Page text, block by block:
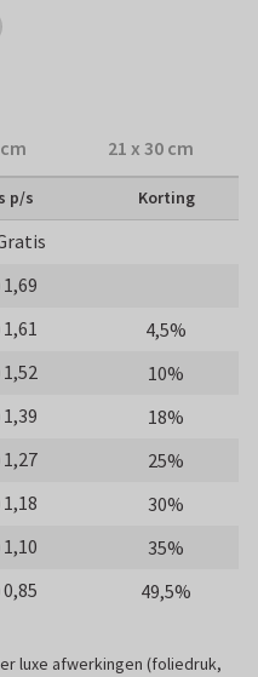
21 x 30 cm
p/s Korting
1,69
1,61
4,5%
1,52
10%
1,39
18%
1,27
25%
1,18
30%
1,10
35%
0,85 49,5%
luxe afwerkingen (foliedruk,